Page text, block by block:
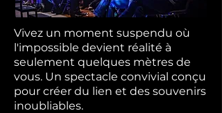
Vivez un moment suspendu où
l'impossible devient réalité à
seulement quelques mètres de
vous. Un spectacle convivial conçu
pour créer du lien et des souvenirs
inoubliables.